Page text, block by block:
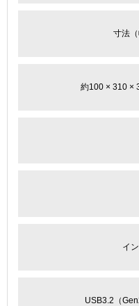
寸法（
約100 × 310 ×
イ
USB3.2（